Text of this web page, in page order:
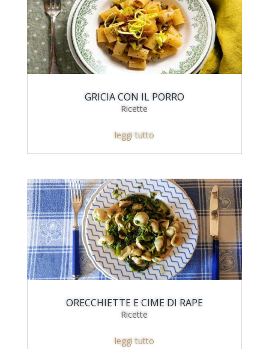
GRICIA CON IL PORRO
Ricette
leggi tutto
ORECCHIETTE E CIME DI RAPE
Ricette
leggi tutto